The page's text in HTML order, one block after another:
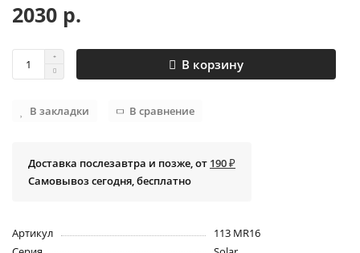
2030 р.
В корзину
В закладки В сравнение
Доставка послезавтра и позже, от 190 ₽
Самовывоз сегодня, бесплатно
Артикул
113 MR16